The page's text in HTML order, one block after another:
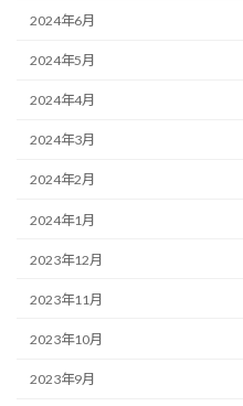
2024年6月
2024年5月
2024年4月
2024年3月
2024年2月
2024年1月
2023年12月
2023年11月
2023年10月
2023年9月